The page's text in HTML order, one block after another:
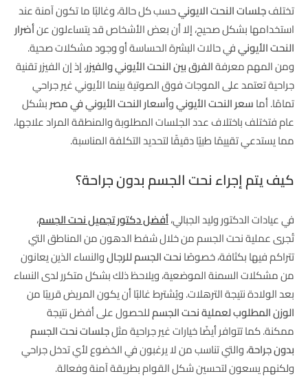
تختلفجلسات النحت الايونيحسب كل حالة، وغالبًا ما تكون آمنة عند
استخدامها بشكل صحيح، إلا أن بعض الأشخاص قد يتساءلون عنأضرار
النحت الأيونيفي حالات البشرة الحساسة أو وجود مشكلات صحية.
ومن المهم معرفةالفرق بين النحت الأيوني والفيزر، إذ إن الفيزر تقنية
جراحية تعتمد على الموجات فوق الصوتية بينما الأيوني غير جراحي
تمامًا. أماسعر النحت الأيونيوأسعار النحت الأيوني في مصربشكل
عام فتختلف باختلاف عدد الجلسات المطلوبة والمنطقة المراد علاجها،
مما يستدعي تقييمًا طبيًا دقيقًا لتحديد التكلفة المناسبة.
كيف يتم إجراء نحت الجسم بدون جراحة؟
في عيادات الدكتور وليد الجبالي،أفضل دكتور تجميل نحت الجسم،
تُجرى عملية نحت الجسم من خلال شفط الدهون من المناطق التي
تتراكم فيها بكثافة، خصوصًانحت الجسم للرجالوالنساء الذين يعانون
من مشكلات السمنة الموضعية، ويلاحظ ذلك بشكل متكرر لدى النساء
بعد الولادة نتيجة الترهلات. ويُشترط غالبًا أن يكون المريض قريبًا من
الوزن المطلوب لعملية نحت الجسمللحصول على أفضل نتيجة
ممكنة. كما تتوافر أيضًا خيارات غير جراحية مثلجلسات نحت الجسم
بدون جراحة، والتي تناسب من لا يرغبون في الخضوع لأي تدخل جراحي
ولكنهم يسعون لتحسين شكل القوام بطريقة آمنة وفعالة.